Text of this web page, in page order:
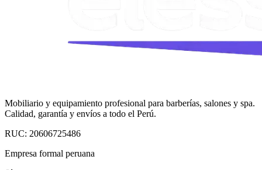
Mobiliario y equipamiento profesional para barberías, salones y spa.
Calidad, garantía y envíos a todo el Perú.
RUC: 20606725486
Empresa formal peruana